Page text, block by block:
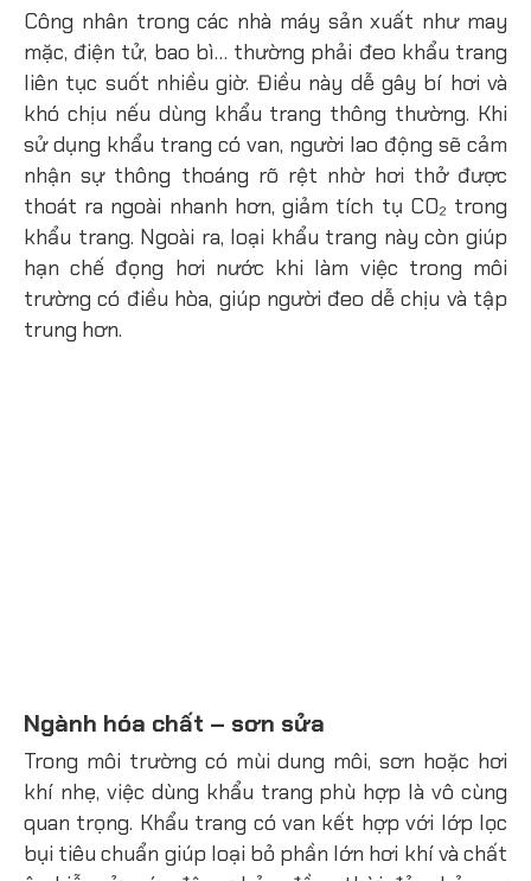
Công nhân trong các nhà máy sản xuất như may
mặc, điện tử, bao bì… thường phải đeo khẩu trang
liên tục suốt nhiều giờ. Điều này dễ gây bí hơi và
khó chịu nếu dùng khẩu trang thông thường. Khi
sử dụng khẩu trang có van, người lao động sẽ cảm
nhận sự thông thoáng rõ rệt nhờ hơi thở được
thoát ra ngoài nhanh hơn, giảm tích tụ CO₂ trong
khẩu trang. Ngoài ra, loại khẩu trang này còn giúp
hạn chế đọng hơi nước khi làm việc trong môi
trường có điều hòa, giúp người đeo dễ chịu và tập
trung hơn.
Ngành hóa chất – sơn sửa
Trong môi trường có mùi dung môi, sơn hoặc hơi
khí nhẹ, việc dùng khẩu trang phù hợp là vô cùng
quan trọng. Khẩu trang có van kết hợp với lớp lọc
bụi tiêu chuẩn giúp loại bỏ phần lớn hơi khí và chất